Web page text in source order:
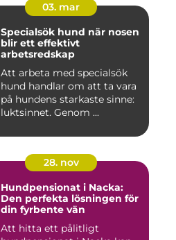
03. mar
Specialsök hund när nosen
blir ett effektivt
arbetsredskap
Att arbeta med specialsök
hund handlar om att ta vara
på hundens starkaste sinne:
luktsinnet. Genom ...
28. nov
Hundpensionat i Nacka:
Den perfekta lösningen för
din fyrbente vän
Att hitta ett pålitligt